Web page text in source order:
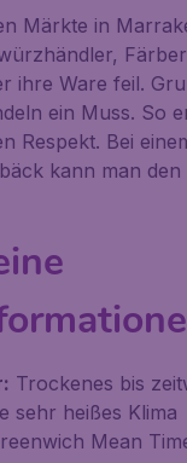
Märkte in
ihre Ware feil.
ein Muss. So
Respekt. Bei
kann man den
Trockenes bis
sehr heißes Klima
Mean